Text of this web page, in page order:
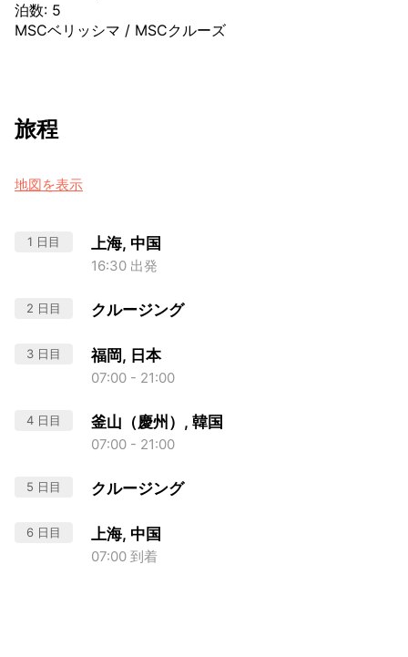
泊数: 5
MSCベリッシマ / MSCクルーズ
旅程
地図を表示
1 日目 上海, 中国
16:30 出発
2 日目 クルージング
3 日目 福岡, 日本
07:00 - 21:00
4 日目 釜山（慶州）, 韓国
07:00 - 21:00
5 日目 クルージング
6 日目 上海, 中国
07:00 到着